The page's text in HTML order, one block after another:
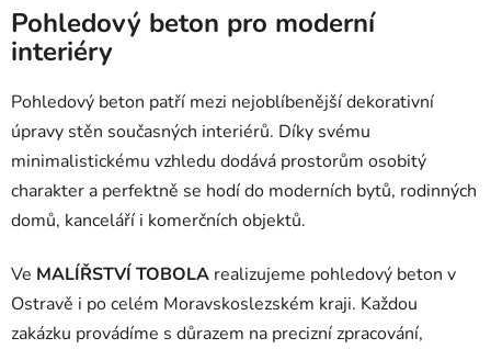
Pohledový beton pro moderní
interiéry
Pohledový beton patří mezi nejoblíbenější dekorativní
úpravy stěn současných interiérů. Díky svému
minimalistickému vzhledu dodává prostorům osobitý
charakter a perfektně se hodí do moderních bytů, rodinných
domů, kanceláří i komerčních objektů.
Ve MALÍŘSTVÍ TOBOLA realizujeme pohledový beton v
Ostravě i po celém Moravskoslezském kraji. Každou
zakázku provádíme s důrazem na precizní zpracování,